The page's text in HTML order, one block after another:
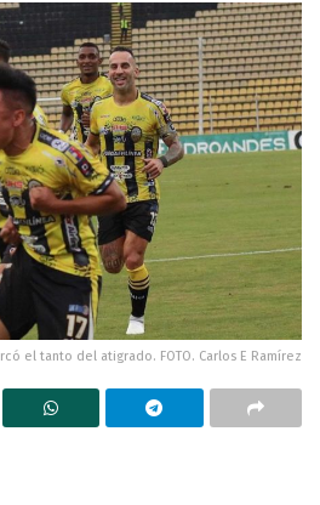
el tanto del atigrado. FOTO. Carlos E Ramírez